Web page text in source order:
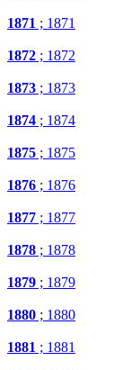
1871 ; 1871
1872 ; 1872
1873 ; 1873
1874 ; 1874
1875 ; 1875
1876 ; 1876
1877 ; 1877
1878 ; 1878
1879 ; 1879
1880 ; 1880
1881 ; 1881